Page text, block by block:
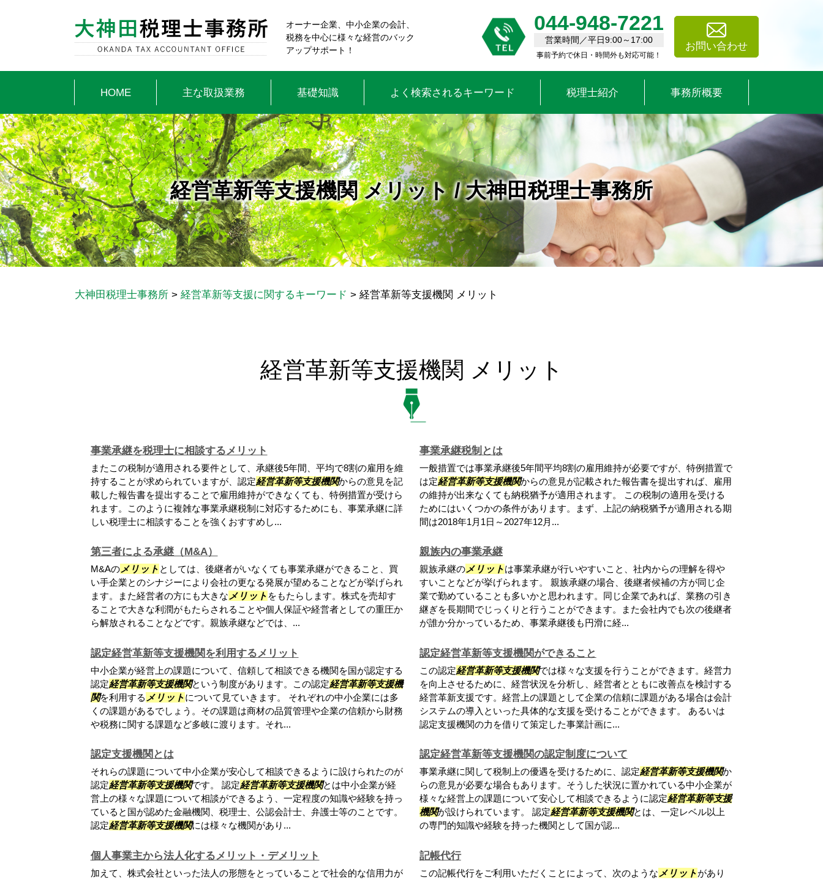
経営革新等支援機関 メリット / 大神田税理士事務所
オーナー企業、中小企業の会計、
税務を中心に様々な経営のバック
アップサポート！
044-948-7221
営業時間／平日9:00～17:00
事前予約で休日・時間外も対応可能！
お問い合わせ
HOME 主な取扱業務 基礎知識 よく検索されるキーワード 税理士紹介 事務所概要
大神田税理士事務所 > 経営革新等支援に関するキーワード > 経営革新等支援機関 メリット
経営革新等支援機関 メリット
事業承継を税理士に相談するメリット
またこの税制が適用される要件として、承継後5年間、平均で8割の雇用を維
持することが求められていますが、認定経営革新等支援機関からの意見を記
載した報告書を提出することで雇用維持ができなくても、特例措置が受けら
れます。このように複雑な事業承継税制に対応するためにも、事業承継に詳
しい税理士に相談することを強くおすすめし...
事業承継税制とは
一般措置では事業承継後5年間平均8割の雇用維持が必要ですが、特例措置で
は定経営革新等支援機関からの意見が記載された報告書を提出すれば、雇用
の維持が出来なくても納税猶予が適用されます。 この税制の適用を受ける
ためにはいくつかの条件があります。まず、上記の納税猶予が適用される期
間は2018年1月1日～2027年12月...
第三者による承継（M&A）
M&Aのメリット としては、後継者がいなくても事業承継ができること、買
い手企業とのシナジーにより会社の更なる発展が望めることなどが挙げられ
ます。また経営者の方にも大きな メリット をもたらします。株式を売却す
ることで大きな利潤がもたらされることや個人保証や経営者としての重圧か
ら解放されることなどです。親族承継などでは、...
親族内の事業承継
親族承継のメリットは事業承継が行いやすいこと、社内からの理解を得や
すいことなどが挙げられます。 親族承継の場合、後継者候補の方が同じ企
業で勤めていることも多いかと思われます。同じ企業であれば、業務の引き
継ぎを長期間でじっくりと行うことができます。また会社内でも次の後継者
が誰か分かっているため、事業承継後も円滑に経...
認定経営革新等支援機関を利用するメリット
中小企業が経営上の課題について、信頼して相談できる機関を国が認定する
認定経営革新等支援機関という制度があります。この認定経営革新等支援機
関を利用する メリットについて見ていきます。 それぞれの中小企業には多
くの課題があるでしょう。その課題は商材の品質管理や企業の信頼から財務
や税務に関する課題など多岐に渡ります。それ...
認定経営革新等支援機関ができること
この認定経営革新等支援機関では様々な支援を行うことができます。経営力
を向上させるために、経営状況を分析し、経営者とともに改善点を検討する
経営革新支援です。経営上の課題として企業の信頼に課題がある場合は会計
システムの導入といった具体的な支援を受けることができます。 あるいは
認定支援機関の力を借りて策定した事業計画に...
認定支援機関とは
それらの課題について中小企業が安心して相談できるように設けられたのが
認定経営革新等支援機関です。 認定経営革新等支援機関とは中小企業が経
営上の様々な課題について相談ができるよう、一定程度の知識や経験を持っ
ていると国が認めた金融機関、税理士、公認会計士、弁護士等のことです。
認定経営革新等支援機関には様々な機関があり...
認定経営革新等支援機関の認定制度について
事業承継に関して税制上の優遇を受けるために、認定経営革新等支援機関か
らの意見が必要な場合もあります。そうした状況に置かれている中小企業が
様々な経営上の課題について安心して相談できるように認定経営革新等支援
機関が設けられています。 認定経営革新等支援機関とは、一定レベル以上
の専門的知識や経験を持った機関として国が認...
個人事業主から法人化するメリット・デメリット
加えて、株式会社といった法人の形態をとっていることで社会的な信用力が
記帳代行
この記帳代行をご利用いただくことによって、次のような メリットがあり